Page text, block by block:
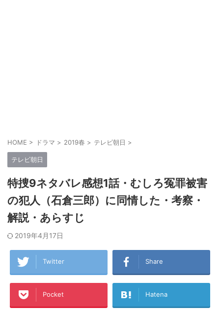
HOME > ドラマ > 2019春 > テレビ朝日 >
テレビ朝日
特捜9ネタバレ感想1話・むしろ冤罪被害
の犯人（石倉三郎）に同情した・考察・
解説・あらすじ
2019年4月17日
Twitter Share
Pocket Hatena